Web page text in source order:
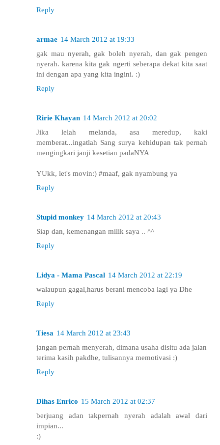
Reply
armae 14 March 2012 at 19:33
gak mau nyerah, gak boleh nyerah, dan gak pengen
nyerah. karena kita gak ngerti seberapa dekat kita saat
ini dengan apa yang kita ingini. :)
Reply
Ririe Khayan 14 March 2012 at 20:02
Jika lelah melanda, asa meredup, kaki
memberat...ingatlah Sang surya kehidupan tak pernah
mengingkari janji kesetian padaNYA
YUkk, let's movin:) #maaf, gak nyambung ya
Reply
Stupid monkey 14 March 2012 at 20:43
Siap dan, kemenangan milik saya .. ^^
Reply
Lidya - Mama Pascal 14 March 2012 at 22:19
walaupun gagal,harus berani mencoba lagi ya Dhe
Reply
Tiesa 14 March 2012 at 23:43
jangan pernah menyerah, dimana usaha disitu ada jalan
terima kasih pakdhe, tulisannya memotivasi :)
Reply
Dihas Enrico 15 March 2012 at 02:37
berjuang adan takpernah nyerah adalah awal dari
impian...
:)